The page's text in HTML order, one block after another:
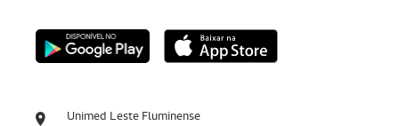
Unimed Leste Fluminense